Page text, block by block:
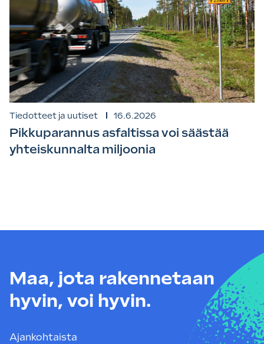
Tiedotteet ja uutiset 16.6.2026
Pikkuparannus asfaltissa voi säästää
yhteiskunnalta miljoonia
Maa, jota rakennetaan
hyvin, voi hyvin.
Ajankohtaista